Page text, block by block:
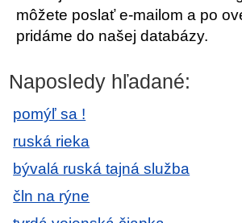
môžete poslať e-mailom a po
pridáme do našej databázy.
Naposledy hľadané:
pomýľ sa !
ruská rieka
bývalá ruská tajná služba
čln na rýne